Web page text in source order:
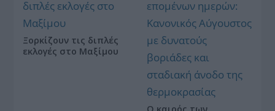
Ξορκίζουν τις διπλές
εκλογές στο Μαξίμου